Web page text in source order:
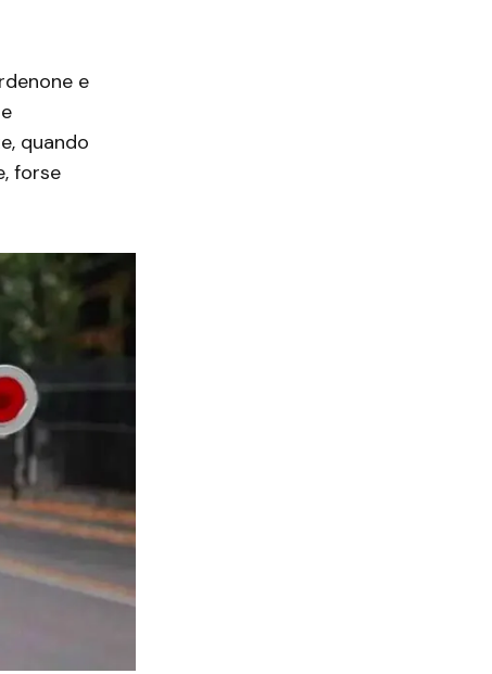
e
quando
forse